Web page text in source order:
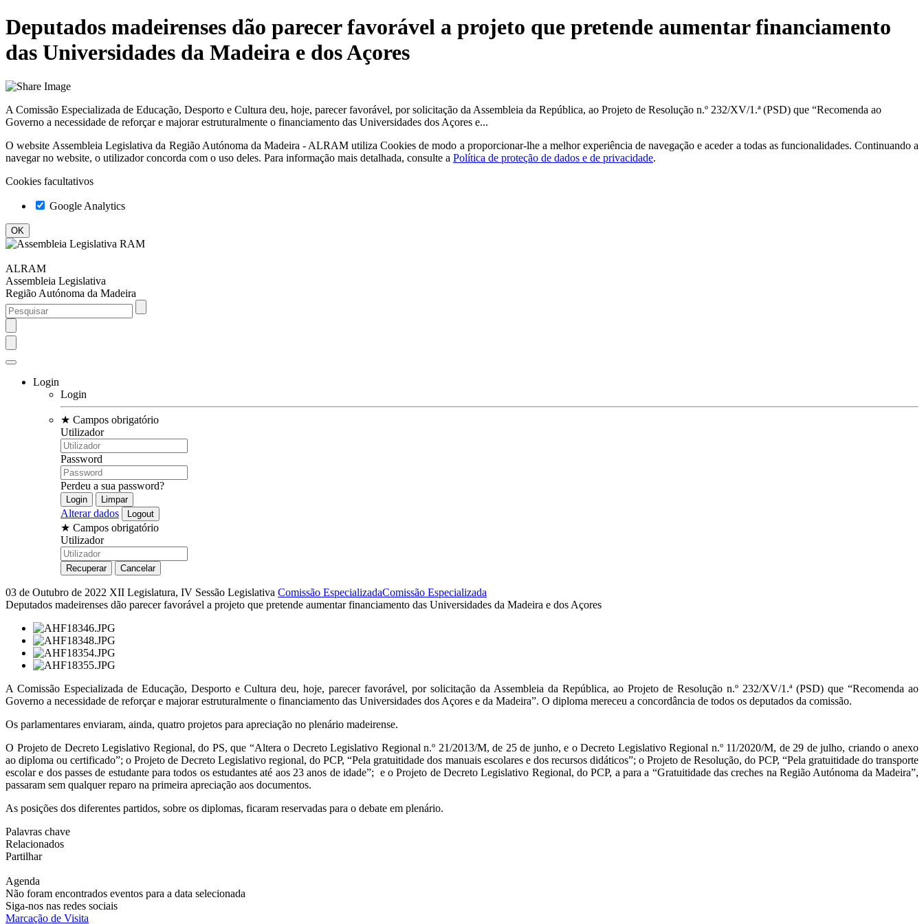
Deputados madeirenses dão parecer favorável a projeto que pretende aumentar financiamento
das Universidades da Madeira e dos Açores
A Comissão Especializada de Educação, Desporto e Cultura deu, hoje, parecer favorável, por solicitação da Assembleia da República, ao Projeto de Resolução n.º 232/XV/1.ª (PSD) que “Recomenda ao
Governo a necessidade de reforçar e majorar estruturalmente o financiamento das Universidades dos Açores e...
O website Assembleia Legislativa da Região Autónoma da Madeira - ALRAM utiliza Cookies de modo a proporcionar-lhe a melhor experiência de navegação e aceder a todas as funcionalidades. Continuando a
navegar no website, o utilizador concorda com o uso deles. Para informação mais detalhada, consulte a Política de proteção de dados e de privacidade.
Cookies facultativos
Google Analytics
ALRAM
Assembleia Legislativa
Região Autónoma da Madeira
Login
Login
★ Campos obrigatório
Utilizador
Password
Perdeu a sua password?
Alterar dados
★ Campos obrigatório
Utilizador
03 de Outubro de 2022 XII Legislatura, IV Sessão Legislativa Comissão EspecializadaComissão Especializada
Deputados madeirenses dão parecer favorável a projeto que pretende aumentar financiamento das Universidades da Madeira e dos Açores
A Comissão Especializada de Educação, Desporto e Cultura deu, hoje, parecer favorável, por solicitação da Assembleia da República, ao Projeto de Resolução n.º 232/XV/1.ª (PSD) que “Recomenda ao
Governo a necessidade de reforçar e majorar estruturalmente o financiamento das Universidades dos Açores e da Madeira”. O diploma mereceu a concordância de todos os deputados da comissão.
Os parlamentares enviaram, ainda, quatro projetos para apreciação no plenário madeirense.
O Projeto de Decreto Legislativo Regional, do PS, que “Altera o Decreto Legislativo Regional n.º 21/2013/M, de 25 de junho, e o Decreto Legislativo Regional n.º 11/2020/M, de 29 de julho, criando o anexo
ao diploma ou certificado”; o Projeto de Decreto Legislativo regional, do PCP, “Pela gratuitidade dos manuais escolares e dos recursos didáticos”; o Projeto de Resolução, do PCP, “Pela gratuitidade do transporte
escolar e dos passes de estudante para todos os estudantes até aos 23 anos de idade”; e o Projeto de Decreto Legislativo Regional, do PCP, a para a “Gratuitidade das creches na Região Autónoma da Madeira”,
passaram sem qualquer reparo na primeira apreciação aos documentos.
As posições dos diferentes partidos, sobre os diplomas, ficaram reservadas para o debate em plenário.
Palavras chave
Relacionados
Partilhar
Agenda
Não foram encontrados eventos para a data selecionada
Siga-nos nas redes sociais
Marcação de Visita